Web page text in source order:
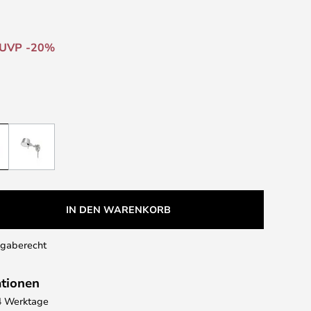
-20%
IN DEN WARENKORB
Werktage